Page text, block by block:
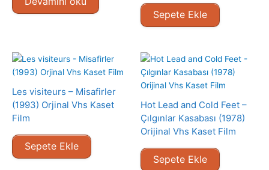
Sepete Ekle
Les visiteurs – Misafirler
(1993) Orjinal Vhs Kaset
Film
Sepete Ekle
Hot Lead and Cold Feet –
Çılgınlar Kasabası (1978)
Orijinal Vhs Kaset Film
Sepete Ekle